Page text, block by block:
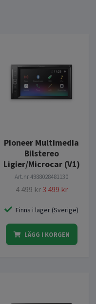
Pioneer Multimedia
Bilstereo
Ligier/Microcar (V1)
Art.nr4988028481130
4 499 kr 3 499 kr
Finns i lager (Sverige)
LÄGG I KORGEN